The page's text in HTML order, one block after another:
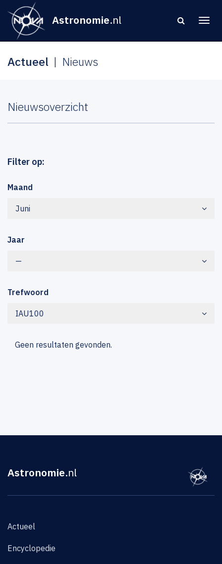
Astronomie.nl
Actueel Nieuws
Nieuwsoverzicht
Filter op:
Maand
Juni
Jaar
—
Trefwoord
IAU100
Geen resultaten gevonden.
Astronomie.nl
Actueel
Encyclopedie